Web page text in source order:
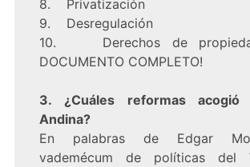
8. Privatización
9. Desregulación
10. Derechos de
DOCUMENTO COMPLETO!
3. ¿Cuáles reformas acogió
Andina?
En palabras de Edgar
vademécum de políticas del